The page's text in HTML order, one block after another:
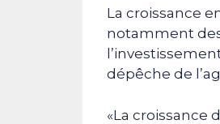
La croissance
notamment
dépêche de
«La croissance